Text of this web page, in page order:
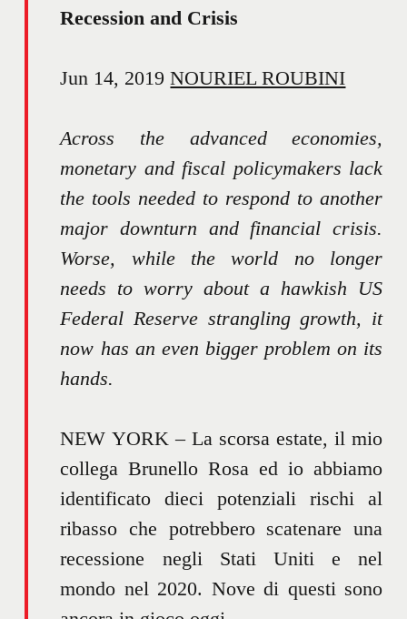
Recession and Crisis
Jun 14, 2019NOURIEL ROUBINI
Across the advanced economies,
monetary and fiscal policymakers lack
the tools needed to respond to another
major downturn and financial crisis.
Worse, while the world no longer
needs to worry about a hawkish US
Federal Reserve strangling growth, it
now has an even bigger problem on its
hands.
NEW YORK – La scorsa estate, il mio
collega Brunello Rosa ed io abbiamo
identificato dieci potenziali rischi al
ribasso che potrebbero scatenare una
recessione negli Stati Uniti e nel
mondo nel 2020. Nove di questi sono